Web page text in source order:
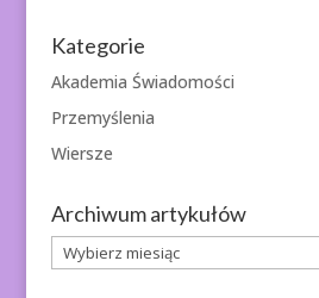
Kategorie
Akademia Świadomości
Przemyślenia
Wiersze
Archiwum artykułów
Archiwum
artykułów